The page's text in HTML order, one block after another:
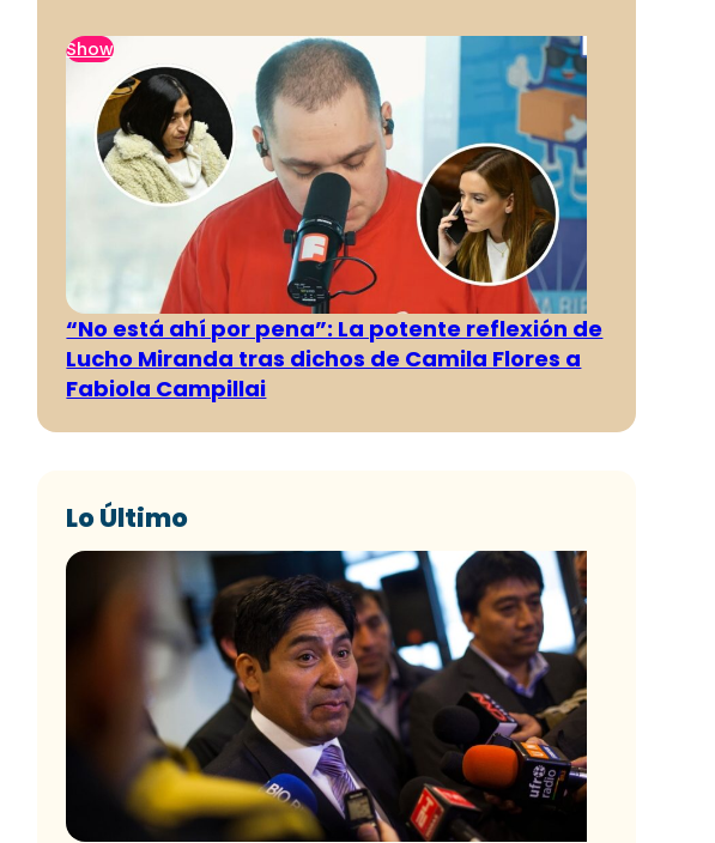
Show
“No está ahí por pena”: La potente reflexión de
Lucho Miranda tras dichos de Camila Flores a
Fabiola Campillai
Lo Último